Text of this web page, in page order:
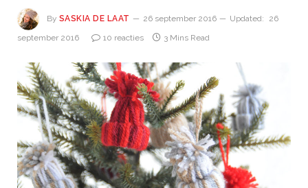
By SASKIA DE LAAT 26 september 2016 Updated:
26
september 2016
10 reacties 3 Mins Read